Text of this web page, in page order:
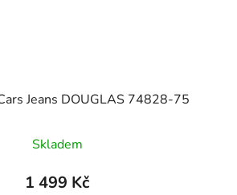
Jeans DOUGLAS 74828-75
Skladem
1 499 Kč